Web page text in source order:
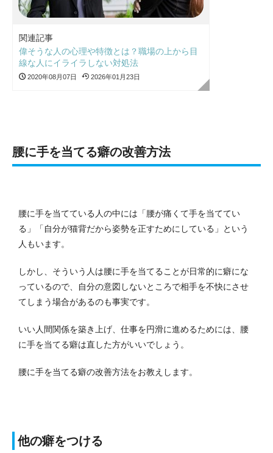
関連記事
偉そうな人の心理や特徴とは？職場の上から目
線な人にイライラしない対処法
2020年08月07日 2026年01月23日
腰に手を当てる癖の改善方法
腰に手を当てている人の中には「腰が痛くて手を当ててい
る」「自分が猫背だから姿勢を正すためにしている」という
人もいます。
しかし、そういう人は腰に手を当てることが日常的に癖にな
っているので、自分の意図しないところで相手を不快にさせ
てしまう場合があるのも事実です。
いい人間関係を築き上げ、仕事を円滑に進めるためには、腰
に手を当てる癖は直した方がいいでしょう。
腰に手を当てる癖の改善方法をお教えします。
他の癖をつける